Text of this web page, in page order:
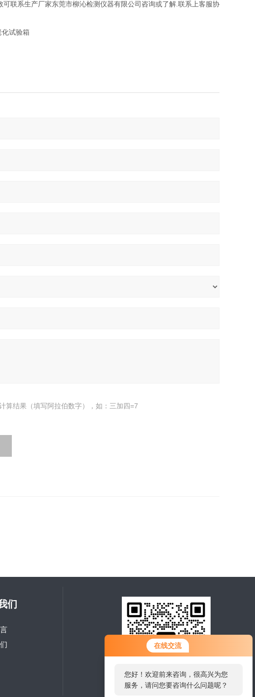
在线交流
您好！欢迎前来咨询，很高兴为您
服务，请问您要咨询什么问题呢？
联系生产厂家东莞市柳沁检测仪器有限公司咨询或了解.联系上客服协
算结果（填写阿拉伯数字），如：三加四=7
们